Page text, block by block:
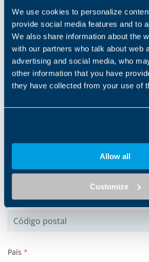
We use cookies to personalize
provide social media features and to
We also share information about the
with our partners who talk about web
advertising and social media, who
other information that you have
they have collected from your use of
Allow all
Customize
Dirección de mail*
Código postal*
País *